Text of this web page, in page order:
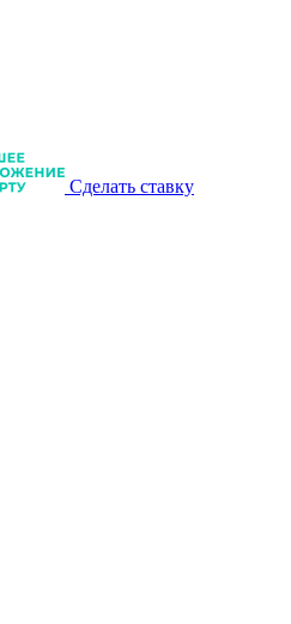
Сделать ставку